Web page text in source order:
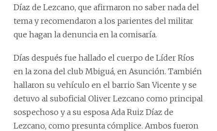
Díaz de Lezcano, que afirmaron no saber nada del
tema y recomendaron a los parientes del militar
que hagan la denuncia en la comisaría.
Días después fue hallado el cuerpo de Líder Ríos
en la zona del club Mbiguá, en Asunción. También
hallaron su vehículo en el barrio San Vicente y se
detuvo al suboficial Oliver Lezcano como principal
sospechoso y a su esposa Ada Ruiz Díaz de
Lezcano, como presunta cómplice. Ambos fueron